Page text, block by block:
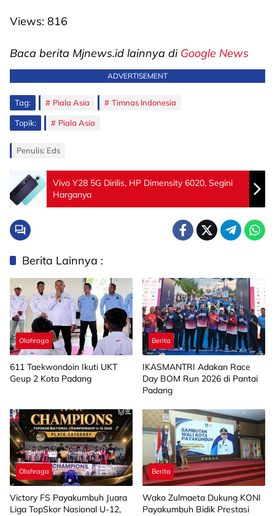
Views: 816
Baca berita Mjnews.id lainnya di Google News
ADVERTISEMENT
Tag: Piala Asia Timnas Indonesia
Topik: Piala Asia
Penulis: Eds
Vivo Y28 5G Dirilis, HP Dimensity 6020, Segini
Harganya
Berita Lainnya :
Olahraga
611 Taekwondoin Ikuti UKT
Geup 2 Kota Padang
Berita
IKASMANTRI Adakan Race
Day BOM Run 2026 di Pantai
Padang
Olahraga
Victory FS Payakumbuh Juara
Liga TopSkor Nasional U-12,
Berita
Wako Zulmaeta Dukung KONI
Payakumbuh Bidik Prestasi